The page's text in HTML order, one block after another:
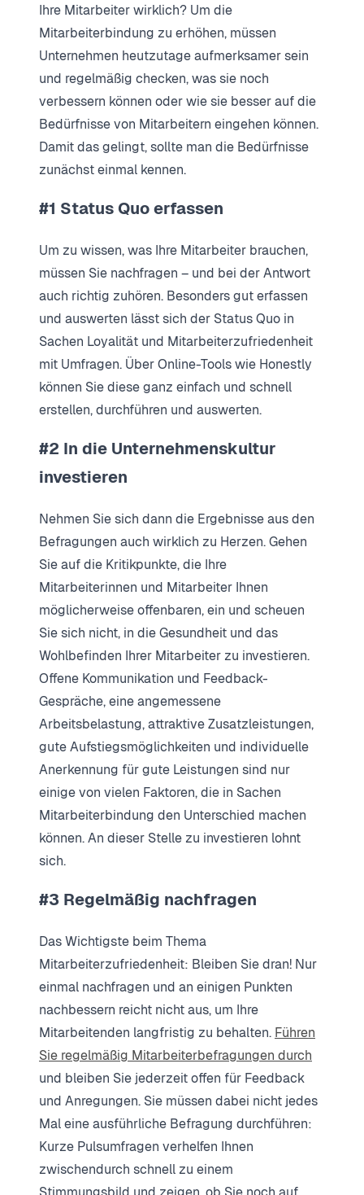
Ihre Mitarbeiter wirklich? Um die
Mitarbeiterbindung zu erhöhen, müssen
Unternehmen heutzutage aufmerksamer sein
und regelmäßig checken, was sie noch
verbessern können oder wie sie besser auf die
Bedürfnisse von Mitarbeitern eingehen können.
Damit das gelingt, sollte man die Bedürfnisse
zunächst einmal kennen.
#1 Status Quo erfassen
Um zu wissen, was Ihre Mitarbeiter brauchen,
müssen Sie nachfragen – und bei der Antwort
auch richtig zuhören. Besonders gut erfassen
und auswerten lässt sich der Status Quo in
Sachen Loyalität und Mitarbeiterzufriedenheit
mit Umfragen. Über Online-Tools wie Honestly
können Sie diese ganz einfach und schnell
erstellen, durchführen und auswerten.
#2 In die Unternehmenskultur
investieren
Nehmen Sie sich dann die Ergebnisse aus den
Befragungen auch wirklich zu Herzen. Gehen
Sie auf die Kritikpunkte, die Ihre
Mitarbeiterinnen und Mitarbeiter Ihnen
möglicherweise offenbaren, ein und scheuen
Sie sich nicht, in die Gesundheit und das
Wohlbefinden Ihrer Mitarbeiter zu investieren.
Offene Kommunikation und Feedback-
Gespräche, eine angemessene
Arbeitsbelastung, attraktive Zusatzleistungen,
gute Aufstiegsmöglichkeiten und individuelle
Anerkennung für gute Leistungen sind nur
einige von vielen Faktoren, die in Sachen
Mitarbeiterbindung den Unterschied machen
können. An dieser Stelle zu investieren lohnt
sich.
#3 Regelmäßig nachfragen
Das Wichtigste beim Thema
Mitarbeiterzufriedenheit: Bleiben Sie dran! Nur
einmal nachfragen und an einigen Punkten
nachbessern reicht nicht aus, um Ihre
Mitarbeitenden langfristig zu behalten. Führen
Sie regelmäßig Mitarbeiterbefragungen durch
und bleiben Sie jederzeit offen für Feedback
und Anregungen. Sie müssen dabei nicht jedes
Mal eine ausführliche Befragung durchführen:
Kurze Pulsumfragen verhelfen Ihnen
zwischendurch schnell zu einem